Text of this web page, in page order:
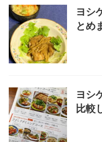
ヨシ
とめ
ヨシ
比較